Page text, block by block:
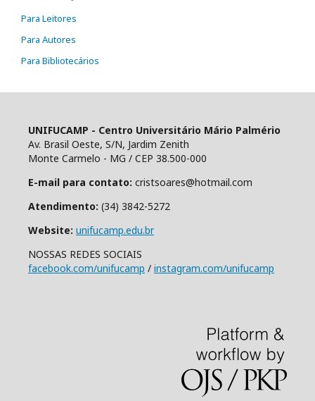
Para Leitores
Para Autores
Para Bibliotecários
UNIFUCAMP - Centro Universitário Mário Palmério
Av. Brasil Oeste, S/N, Jardim Zenith
Monte Carmelo - MG / CEP 38.500-000
E-mail para contato: cristsoares@hotmail.com
Atendimento: (34) 3842-5272
Website: unifucamp.edu.br
NOSSAS REDES SOCIAIS
facebook.com/unifucamp / instagram.com/unifucamp